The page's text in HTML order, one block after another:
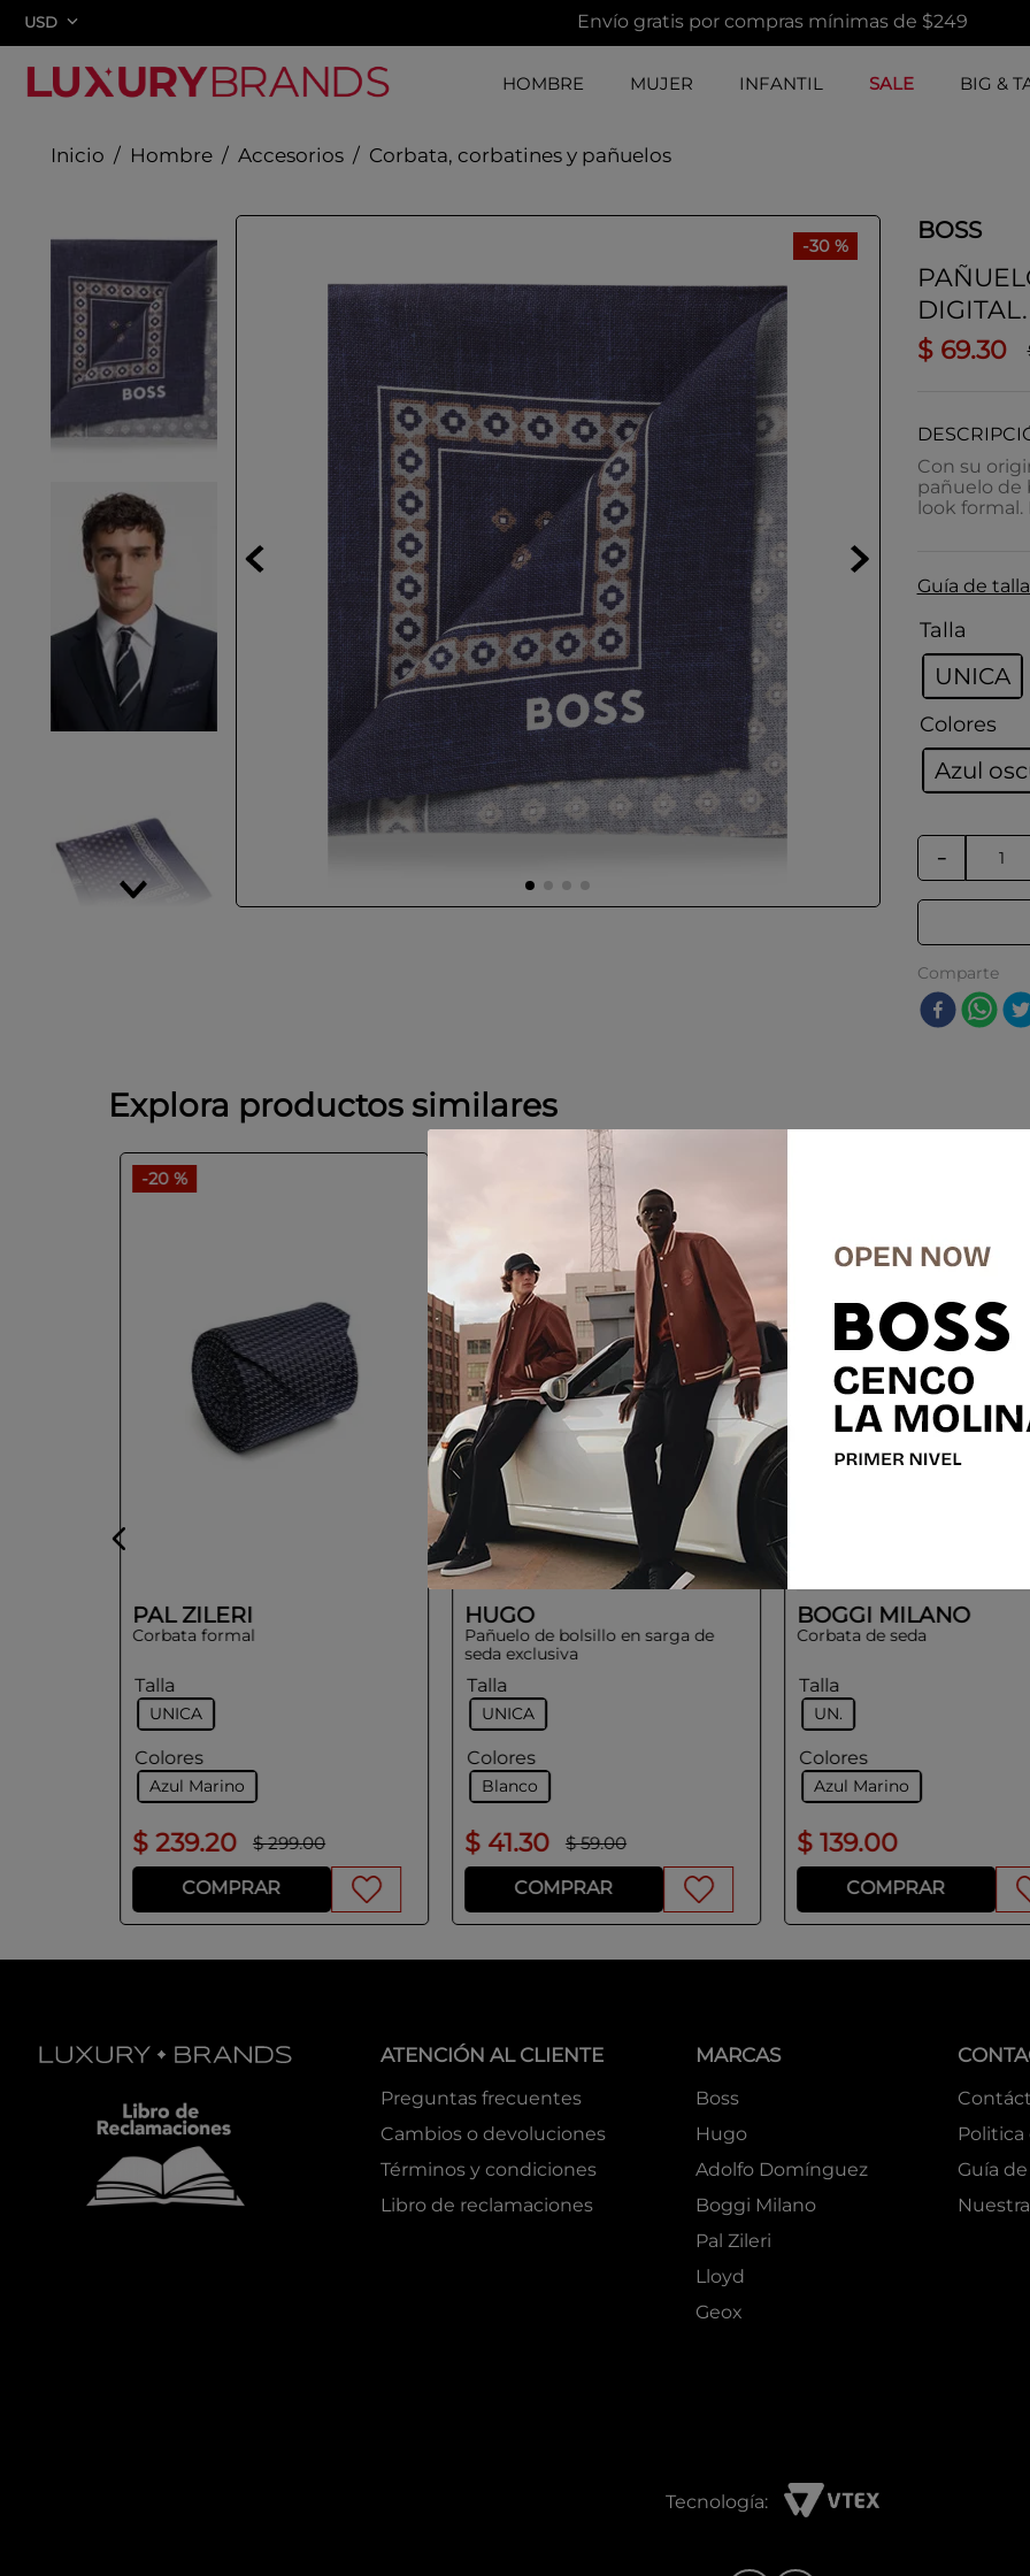
Envío gratis por compras mínimas de $249
USD
HOMBRE MUJER INFANTIL SALE BIG &
Hombre Accesorios Corbata, corbatines y pañuelos
-30 %
BOSS
DIGITAL.
$ 69.30
Con su
pañuelo de
look formal.
Guía de
Talla
UNICA
Colores
Azul
－
Comparte
Explora productos similares
-20 %
PAL ZILERI
Corbata formal
Talla
UNICA
Colores
Azul Marino
$ 239.20 $ 299.00
COMPRAR
HUGO
Pañuelo de bolsillo en sarga de
seda exclusiva
Talla
UNICA
Colores
Blanco
$ 41.30 $ 59.00
COMPRAR
BOGGI MILANO
Corbata de seda
Talla
UN.
Colores
Azul Marino
$ 139.00
COMPRAR
ATENCIÓN AL CLIENTE
Preguntas frecuentes
Cambios o devoluciones
Términos y condiciones
Libro de reclamaciones
MARCAS
Boss
Hugo
Adolfo Domínguez
Boggi Milano
Pal Zileri
Lloyd
Geox
Guía
Tecnología: